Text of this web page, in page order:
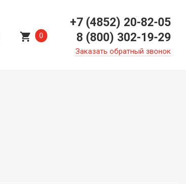
shopping_cart 0
+7 (4852) 20-82-05
8 (800) 302-19-29
Заказать обратный звонок